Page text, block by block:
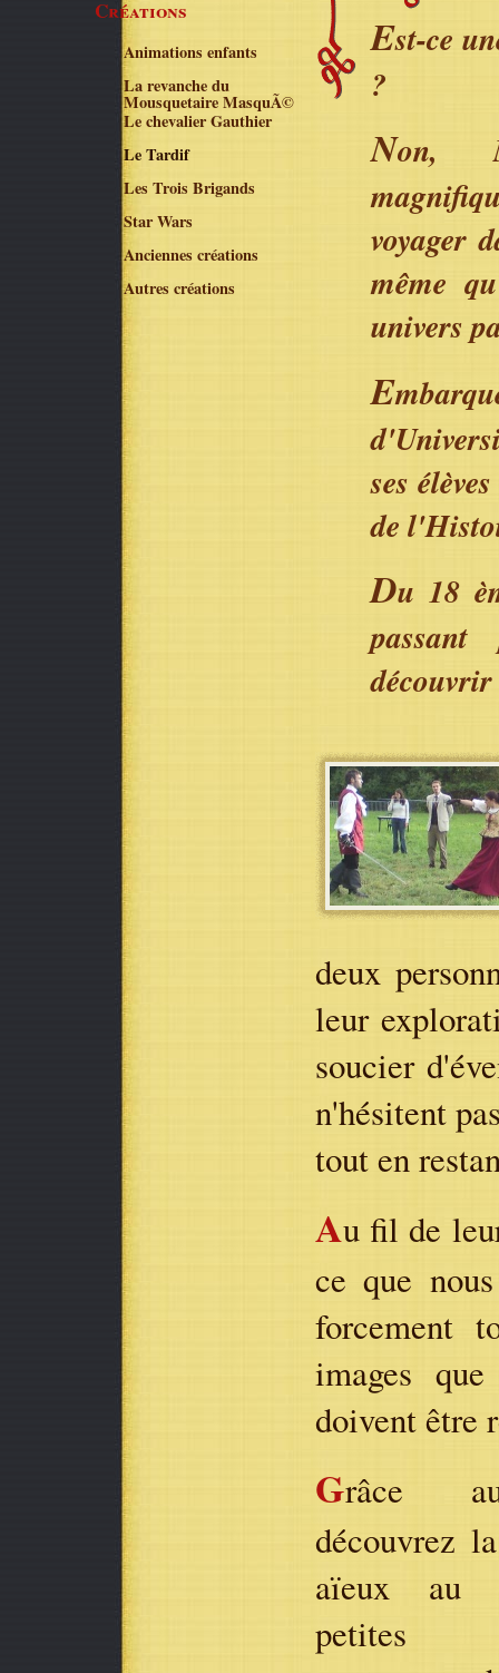
Créations
Animations enfants
La revanche du
Mousquetaire MasquÃ©
Le chevalier Gauthier
Le Tardif
Les Trois Brigands
Star Wars
Anciennes créations
Autres créations
Est-ce
?
Non,
voyager
même
univers
E
ses
de
Du 18
découvrir
deux
leur
soucier
n'hésitent
tout en
Au fil de
ce que
forcement
images
doivent être
Grâce
découvrez
aïeux au
petites